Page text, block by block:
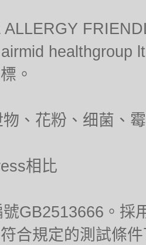
ALLERGY
healthgroup
。
、花粉、细菌、
相比
GB2513666。採
合規定的測試條